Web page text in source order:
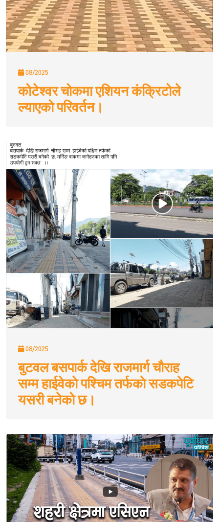
08/2025
कोटेश्वर चोकमा एशियन कंक्रिटोले
ल्याएको परिवर्तन।
08/2025
बुटवल बसपार्क देखि राजमार्ग चौराह
सम्म हाईवेकाे पश्चिम तर्फकाे सडकपेटि
यसरी बनेको छ।